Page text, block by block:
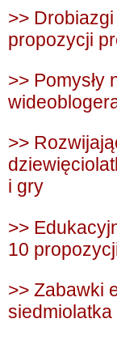
>>
propozycji
>> Pomysły
>>
i gry
>>
10
>> Zabawki
siedmiolatka